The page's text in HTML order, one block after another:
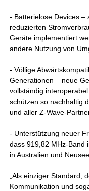
- Batterielose Devices –
reduzierten
Geräte implementiert
andere Nutzung von
- Völlige
Generationen – neue
vollständig
schützen so nachhaltig
und aller Z-Wave-
- Unterstützung neuer
dass 919,82 MHz-Band
in Australien und
„Als einziger Standard,
Kommunikation und